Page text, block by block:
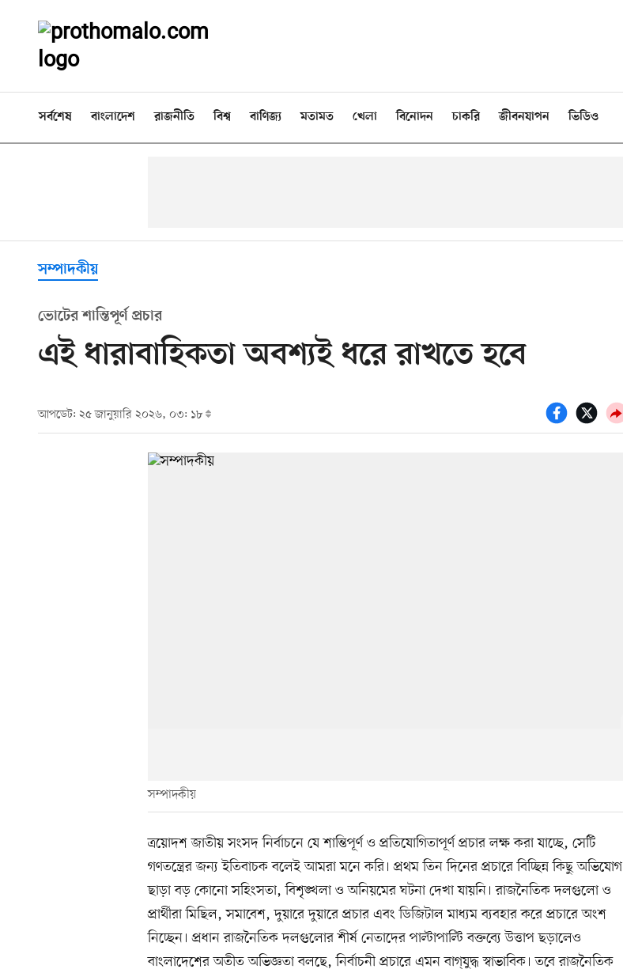
সর্বশেষ বাংলাদেশ রাজনীতি বিশ্ব বাণিজ্য মতামত খেলা বিনোদন চাকরি জীবনযাপন ভিডিও
সম্পাদকীয়
ভোটের শান্তিপূর্ণ প্রচার
এই ধারাবাহিকতা অবশ্যই ধরে রাখতে হবে
আপডেট: ২৫ জানুয়ারি ২০২৬, ০৩: ১৮
সম্পাদকীয়
ত্রয়োদশ জাতীয় সংসদ নির্বাচনে যে শান্তিপূর্ণ ও প্রতিযোগিতাপূর্ণ প্রচার লক্ষ করা যাচ্ছে, সেটি
গণতন্ত্রের জন্য ইতিবাচক বলেই আমরা মনে করি। প্রথম তিন দিনের প্রচারে বিচ্ছিন্ন কিছু অভিযোগ
ছাড়া বড় কোনো সহিংসতা, বিশৃঙ্খলা ও অনিয়মের ঘটনা দেখা যায়নি। রাজনৈতিক দলগুলো ও
প্রার্থীরা মিছিল, সমাবেশ, দুয়ারে দুয়ারে প্রচার এবং ডিজিটাল মাধ্যম ব্যবহার করে প্রচারে অংশ
নিচ্ছেন। প্রধান রাজনৈতিক দলগুলোর শীর্ষ নেতাদের পাল্টাপাল্টি বক্তব্যে উত্তাপ ছড়ালেও
বাংলাদেশের অতীত অভিজ্ঞতা বলছে, নির্বাচনী প্রচারে এমন বাগ্‌যুদ্ধ স্বাভাবিক। তবে রাজনৈতিক